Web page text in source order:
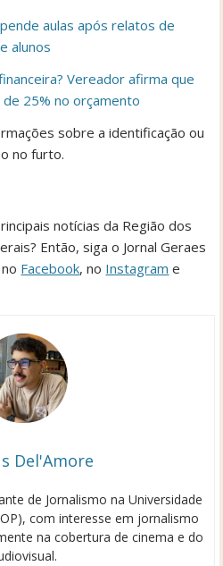
aulas após relatos de
alunos
Vereador afirma que
25% no orçamento
sobre a identificação ou
no furto.
notícias da Região dos
Então, siga o Jornal Geraes
Facebook, no Instagram e
Del'Amore
de Jornalismo na Universidade
com interesse em jornalismo
na cobertura de cinema e do